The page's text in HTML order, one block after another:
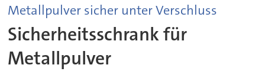
Metallpulver sicher unter Verschluss
Sicherheitsschrank für
Metallpulver